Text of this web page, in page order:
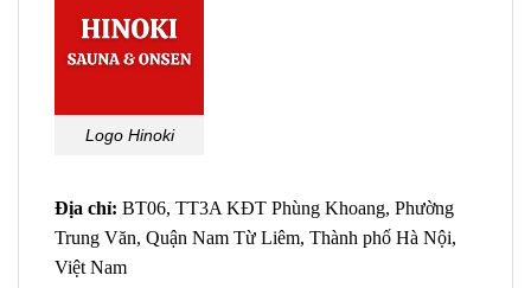
Logo Hinoki
Địa chỉ: BT06, TT3A KĐT Phùng Khoang, Phường
Trung Văn, Quận Nam Từ Liêm, Thành phố Hà Nội,
Việt Nam